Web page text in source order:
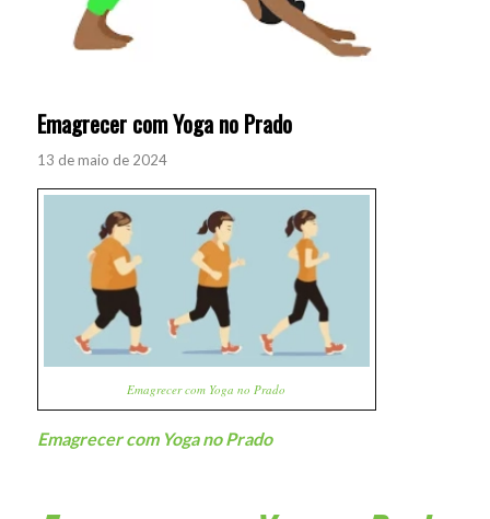
Emagrecer com Yoga no Prado
13 de maio de 2024
Emagrecer com Yoga no Prado
Emagrecer com Yoga no Prado